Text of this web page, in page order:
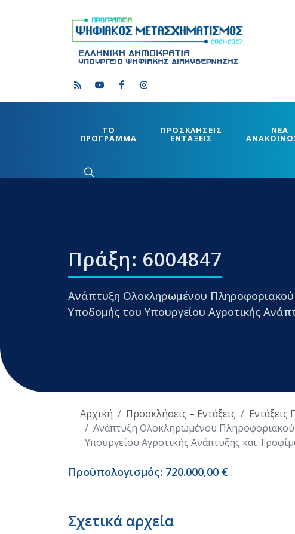
ΤΟ
ΠΡΟΓΡΑΜΜΑ
ΠΡΟΣΚΛΗΣΕΙΣ
ΕΝΤΑΞΕΙΣ
ΝΕΑ
Πράξη: 6004847
Ανάπτυξη Ολοκληρωμένου
Υποδομής του Υπουργείου Αγροτικής
Αρχική Προσκλήσεις – Εντάξεις Εντάξεις
Ανάπτυξη Ολοκληρωμένου
Υπουργείου Αγροτικής Ανάπτυξης και
Προϋπολογισμός: 720.000,00 €
Σχετικά αρχεία